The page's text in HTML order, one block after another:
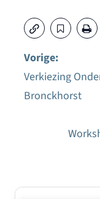
Bericht
Vorige:
Verkiezing
Bronckhorst